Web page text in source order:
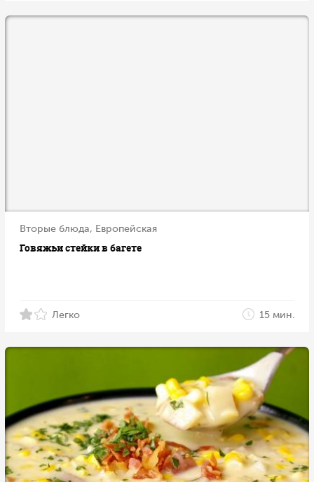
Вторые блюда, Европейская
Говяжьи стейки в багете
Легко 15 мин.